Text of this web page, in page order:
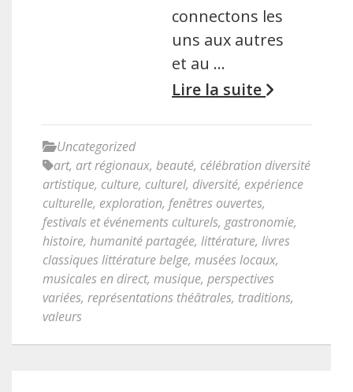
connectons les
uns aux autres
et au …
Lire la suite
Uncategorized
art, art régionaux, beauté, célébration diversité
artistique, culture, culturel, diversité, expérience
culturelle, exploration, fenêtres ouvertes,
festivals et événements culturels, gastronomie,
histoire, humanité partagée, littérature, livres
classiques littérature belge, musées locaux,
musicales en direct, musique, perspectives
variées, représentations théâtrales, traditions,
valeurs